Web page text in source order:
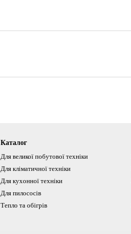
Каталог
Для великої побутової техніки
Для кліматичної техніки
Для кухонної техніки
Для пилососів
Тепло та обігрів